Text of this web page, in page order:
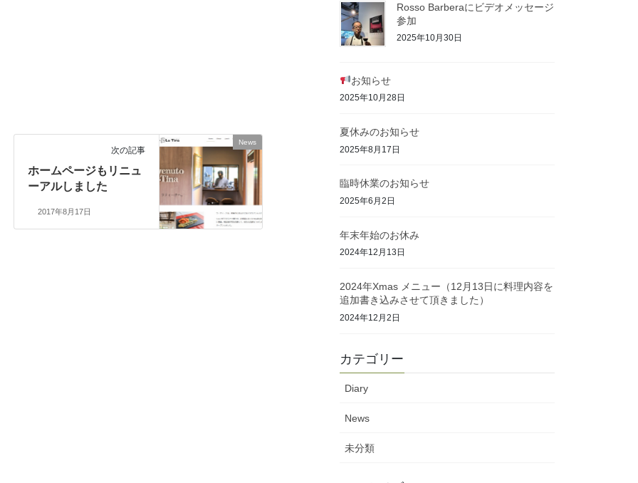
News
次の記事
ホームページもリニュ
ーアルしました
2017年8月17日
Rosso Barberaにビデオメッセージ
参加
2025年10月30日
お知らせ
2025年10月28日
夏休みのお知らせ
2025年8月17日
臨時休業のお知らせ
2025年6月2日
年末年始のお休み
2024年12月13日
2024年Xmas メニュー（12月13日に料理内容を
追加書き込みさせて頂きました）
2024年12月2日
カテゴリー
Diary
News
未分類